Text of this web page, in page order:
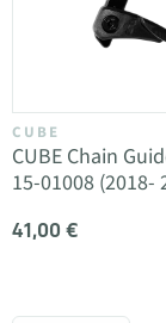
CUBE
CUBE Chain
15-01008 (2018-
41,00 €